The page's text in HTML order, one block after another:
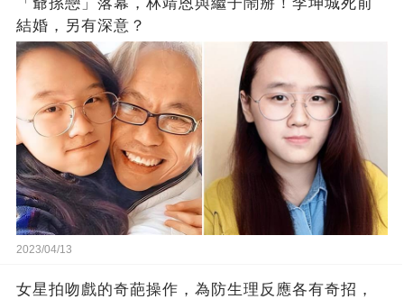
結婚，另有深意？
2023/04/13
女星拍吻戲的奇葩操作，為防生理反應各有奇招，